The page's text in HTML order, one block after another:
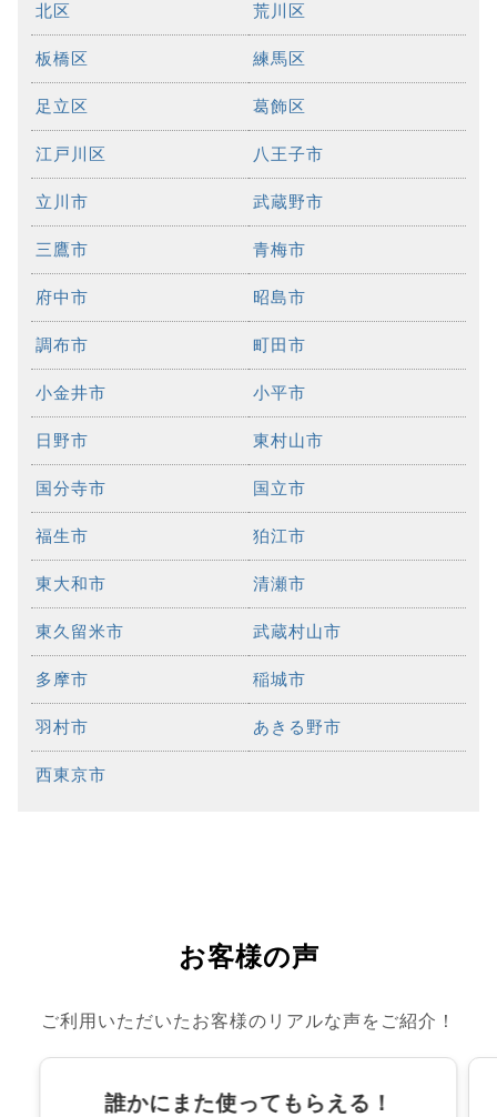
北区 荒川区
板橋区 練馬区
足立区 葛飾区
江戸川区 八王子市
立川市 武蔵野市
三鷹市 青梅市
府中市 昭島市
調布市 町田市
小金井市 小平市
日野市 東村山市
国分寺市 国立市
福生市 狛江市
東大和市 清瀬市
東久留米市 武蔵村山市
多摩市 稲城市
羽村市 あきる野市
西東京市
お客様の声
ご利用いただいたお客様のリアルな声をご紹介！
誰かにまた使ってもらえる！